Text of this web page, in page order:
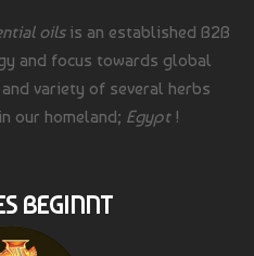
oils is an established B2B
and focus towards global
variety of several herbs
our homeland; Egypt!
BEGINNT